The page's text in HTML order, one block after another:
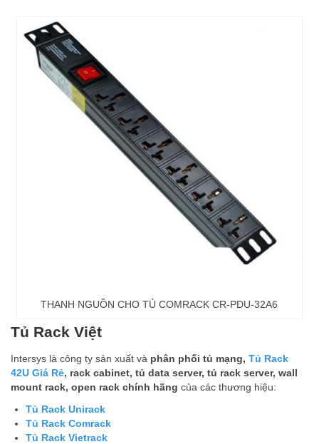
THANH NGUỒN CHO TỦ COMRACK CR-PDU-32A6
Tủ Rack Việt
Intersys là công ty sản xuất và phân phối tủ mạng, Tủ Rack
42U Giá Rẻ, rack cabinet, tủ data server, tủ rack server, wall
mount rack, open rack chính hãng của các thương hiệu:
Tủ Rack Unirack
Tủ Rack Comrack
Tủ Rack Vietrack